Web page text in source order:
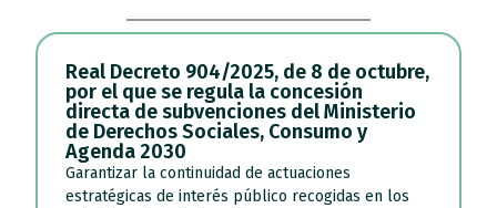
Real Decreto 904/2025, de 8 de octubre,
por el que se regula la concesión
directa de subvenciones del Ministerio
de Derechos Sociales, Consumo y
Agenda 2030
Garantizar la continuidad de actuaciones
estratégicas de interés público recogidas en los